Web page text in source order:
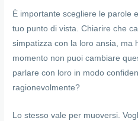
È importante scegliere le parole
tuo punto di vista. Chiarire che
simpatizza con la loro ansia, ma
momento non puoi cambiare
parlare con loro in modo
ragionevolmente?
Lo stesso vale per muoversi.